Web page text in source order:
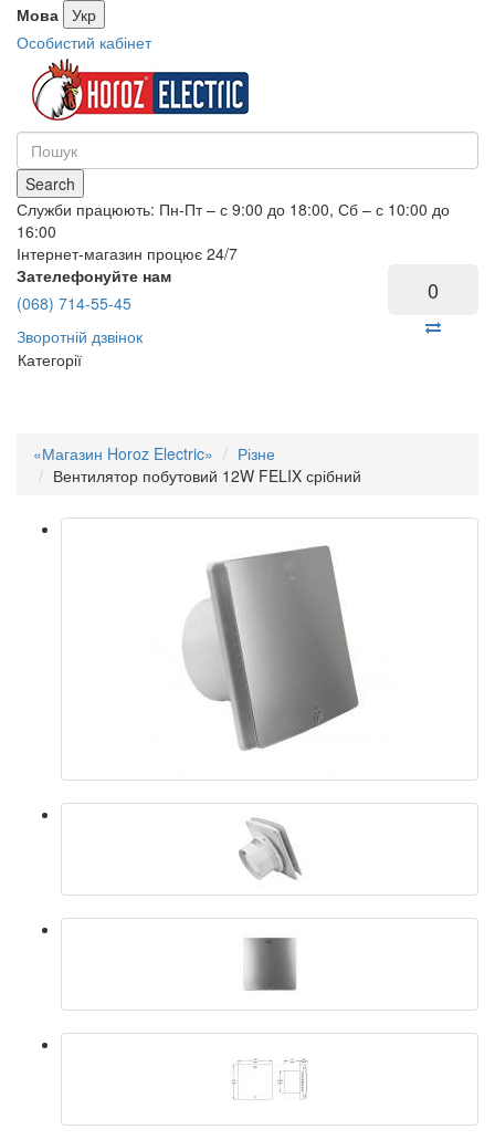
Мова Укр
Особистий кабінет
Search
Служби працюють: Пн-Пт – с 9:00 до 18:00, Сб – с 10:00 до
16:00
Інтернет-магазин процює 24/7
Зателефонуйте нам
(068) 714-55-45
Зворотній дзвінок
0
Категорії
«Магазин Horoz Electric»
Різне
Вентилятор побутовий 12W FELIX срібний